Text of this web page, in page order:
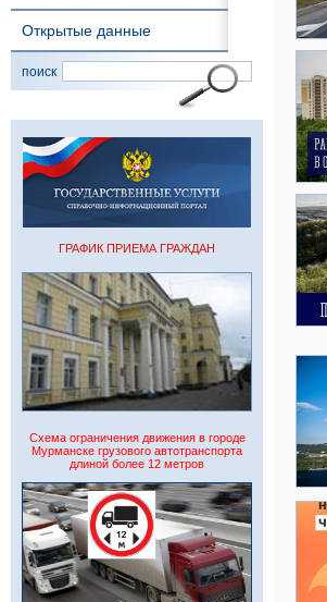
Открытые данные
поиск
ГРАФИК ПРИЕМА ГРАЖДАН
Схема ограничения движения в городе
Мурманске грузового автотранспорта
длиной более 12 метров